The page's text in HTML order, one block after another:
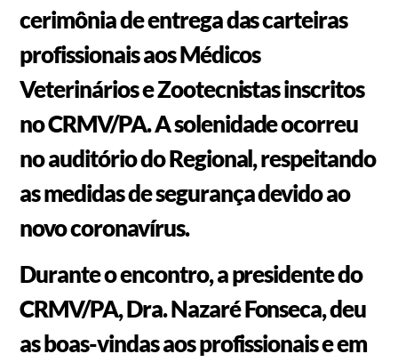
cerimônia de entrega das carteiras
profissionais aos Médicos
Veterinários e Zootecnistas inscritos
no CRMV/PA. A solenidade ocorreu
no auditório do Regional, respeitando
as medidas de segurança devido ao
novo coronavírus.
Durante o encontro, a presidente do
CRMV/PA, Dra. Nazaré Fonseca, deu
as boas-vindas aos profissionais e em